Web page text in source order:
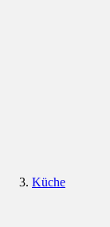
Küche